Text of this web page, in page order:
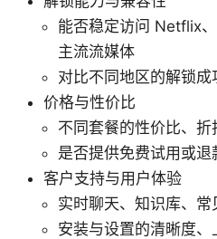
能否稳定访问 Netflix
主流流媒体
对比不同地区的解锁成
价格与性价比
不同套餐的性价比、
是否提供免费试用或退
客户支持与用户体验
实时聊天、知识库、常
安装与设置的清晰度、